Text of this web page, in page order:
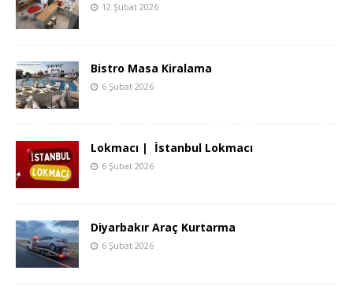
12 Şubat 2026
Bistro Masa Kiralama
6 Şubat 2026
Lokmacı | İstanbul Lokmacı
6 Şubat 2026
Diyarbakır Araç Kurtarma
6 Şubat 2026